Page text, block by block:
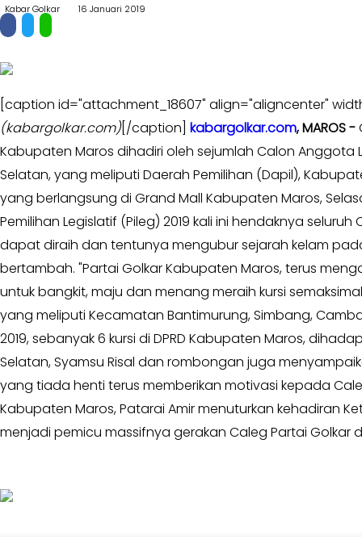
Kader
Kabar
Kabinet
Kabar
UKM
Kabar
DPP
Pojok
Kagol
Kabar
Photo
-
DPRD
-
II
Karya
Kekaryaan
-
SOKSI
-
MKGR
KOSGORO
1957
-
AMPI
HIDAYAH
-
SATKAR
Kabar Golkar 16 Januari 2019
[caption id="attachment_18607" align="aligncenter"
(kabargolkar.com)[/caption] kabargolkar.com, MAROS -
Kabupaten Maros dihadiri oleh sejumlah Calon Anggota
Selatan, yang meliputi Daerah Pemilihan (Dapil),
yang berlangsung di Grand Mall Kabupaten Maros,
Pemilihan Legislatif (Pileg) 2019 kali ini hendaknya
dapat diraih dan tentunya mengubur sejarah kelam
bertambah. "Partai Golkar Kabupaten Maros, terus
untuk bangkit, maju dan menang meraih kursi
yang meliputi Kecamatan Bantimurung, Simbang,
2019, sebanyak 6 kursi di DPRD Kabupaten Maros,
Selatan, Syamsu Risal dan rombongan juga
yang tiada henti terus memberikan motivasi kepada
Kabupaten Maros, Patarai Amir menuturkan kehadiran
menjadi pemicu massifnya gerakan Caleg Partai Golkar